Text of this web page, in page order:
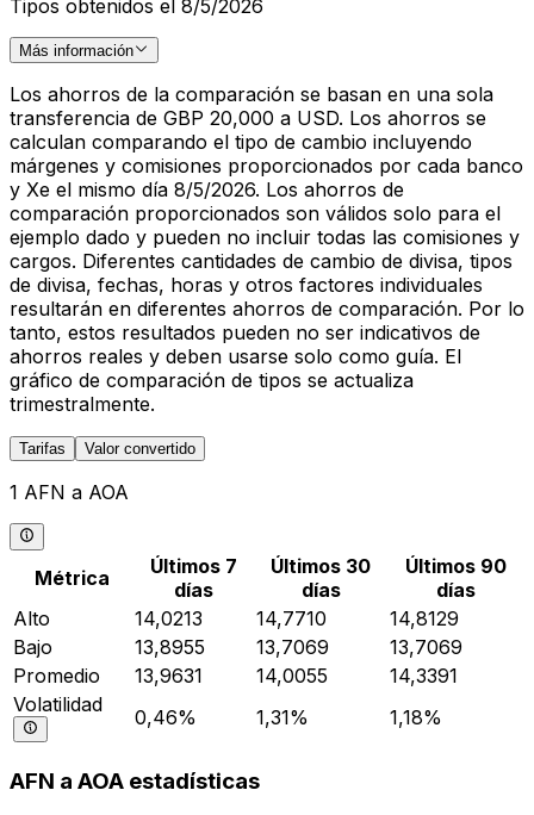
Tipos obtenidos el 8/5/2026
Más información
Los ahorros de la comparación se basan en una sola
transferencia de GBP 20,000 a USD. Los ahorros se
calculan comparando el tipo de cambio incluyendo
márgenes y comisiones proporcionados por cada banco
y Xe el mismo día 8/5/2026. Los ahorros de
comparación proporcionados son válidos solo para el
ejemplo dado y pueden no incluir todas las comisiones y
cargos. Diferentes cantidades de cambio de divisa, tipos
de divisa, fechas, horas y otros factores individuales
resultarán en diferentes ahorros de comparación. Por lo
tanto, estos resultados pueden no ser indicativos de
ahorros reales y deben usarse solo como guía. El
gráfico de comparación de tipos se actualiza
trimestralmente.
Tarifas Valor convertido
1 AFN a AOA
Métrica
Últimos 7
días
Últimos 30
días
Últimos 90
días
Alto
14,0213 14,7710
14,8129
Bajo
13,8955 13,7069
13,7069
Promedio
13,9631 14,0055
14,3391
Volatilidad
0,46% 1,31% 1,18%
AFN a AOA estadísticas